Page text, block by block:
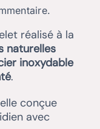
réalisé à la
naturelles
inoxydable
.
conçue
avec